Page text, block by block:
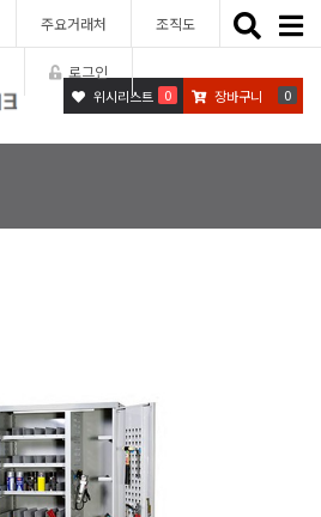
주요거래처 조직도
로그인
Toggle
위시리스트 0 장바구니 0